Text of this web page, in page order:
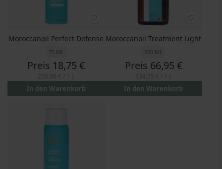
Moroccanoil Perfect Defense
75 ML
Preis 18,75 €
In den Warenkorb
Moroccanoil Treatment Light
200 ML
Preis 66,95 €
In den Warenkorb